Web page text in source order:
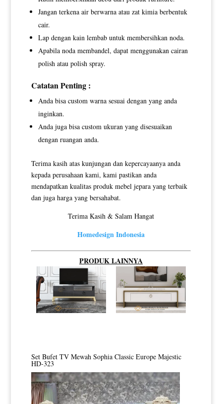
Jangan terkena air berwarna atau zat kimia berbentuk
cair.
Lap dengan kain lembab untuk membersihkan noda.
Apabila noda membandel, dapat menggunakan cairan
polish atau polish spray.
Catatan Penting :
Anda bisa custom warna sesuai dengan yang anda
inginkan.
Anda juga bisa custom ukuran yang disesuaikan
dengan ruangan anda.
Terima kasih atas kunjungan dan kepercayaanya anda
kepada perusahaan kami, kami pastikan anda
mendapatkan kualitas produk mebel jepara yang terbaik
dan juga harga yang bersahabat.
Terima Kasih & Salam Hangat
Homedesign Indonesia
PRODUK LAINNYA
Set Bufet TV Mewah Sophia Classic Europe Majestic
HD-323